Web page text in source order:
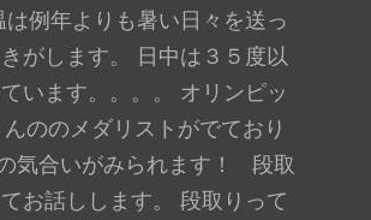
は例年よりも暑い日々を送っ
がします。 日中は３５度以
います。。。。 オリンピッ
ののメダリストがでており
気合いがみられます！ 段取
お話しします。 段取りって